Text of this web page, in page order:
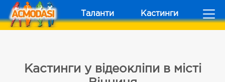
Таланти Кастинги
Кастинги у відеокліпи в місті